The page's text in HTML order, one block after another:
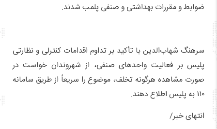
ضوابط و مقررات بهداشتی و صنفی پلمب شدند.
سرهنگ شهاب‌الدین با تأکید بر تداوم اقدامات کنترلی و نظارتی
پلیس بر فعالیت واحدهای صنفی، از شهروندان خواست در
صورت مشاهده هرگونه تخلف، موضوع را سریعاً از طریق سامانه
۱۱۰ به پلیس اطلاع دهند.
انتهای خبر/